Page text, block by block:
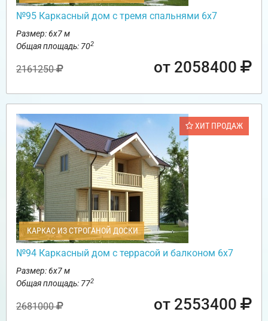
№95 Каркасный дом с тремя спальнями 6х7
Размер: 6х7 м
Общая площадь: 702
2161250 от 2058400
ХИТ ПРОДАЖ
КАРКАС ИЗ СТРОГАНОЙ ДОСКИ
№94 Каркасный дом с террасой и балконом 6х7
Размер: 6х7 м
Общая площадь: 772
2681000 от 2553400